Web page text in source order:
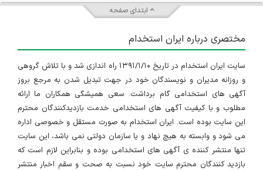
کارشناس برق
۲ سال پیش منقضی شده
کارشناس فنی
تهران
۲ سال پیش منقضی شده
مونتاژ کار فنی - آقا
تهران
ابتدای صفحه
مختصری درباره ایران استخدام
سایت ایران استخدام در تاریخ ۱۳۹۱/۱/۱۰ راه اندازی شد و با تلاش گروهی
و روزانه مدیران و نویسندگان خود در جهت تبدیل شدن به مرجع بروز
آگهی های استخدامی گام برداشت. سعی همیشگی همکاران ما ارائه
مطلوب و با کیفیت آگهی های استخدامی خدمت بازدیدکنندگان محترم
این سایت بوده است. ایران استخدام به صورت مستقل و خصوصی اداره
می شود و وابسته به هیچ نهاد و یا سازمان دولتی نمی باشد، این سایت
تنها منتشر کننده ی آگهی های استخدامی بوده و بنابراین لازم است که
بازدید کنندگان محترم سایت خود نسبت به صحت و سقم اخبار منتشر